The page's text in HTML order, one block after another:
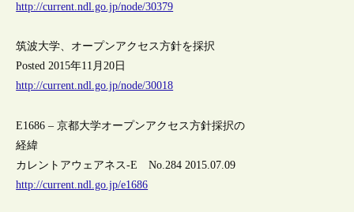
http://current.ndl.go.jp/node/30379
筑波大学、オープンアクセス方針を採択
Posted 2015年11月20日
http://current.ndl.go.jp/node/30018
E1686 – 京都大学オープンアクセス方針採択の
経緯
カレントアウェアネス-E No.284 2015.07.09
http://current.ndl.go.jp/e1686